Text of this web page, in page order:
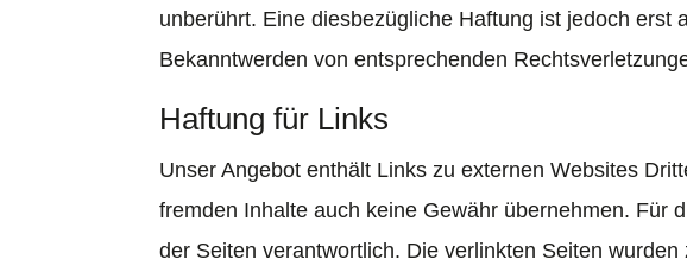
unberührt. Eine diesbezügliche Haftung ist jedoch
Bekanntwerden von entsprechenden
Haftung für Links
Unser Angebot enthält Links zu externen Websites
fremden Inhalte auch keine Gewähr übernehmen. Für
der Seiten verantwortlich. Die verlinkten Seiten